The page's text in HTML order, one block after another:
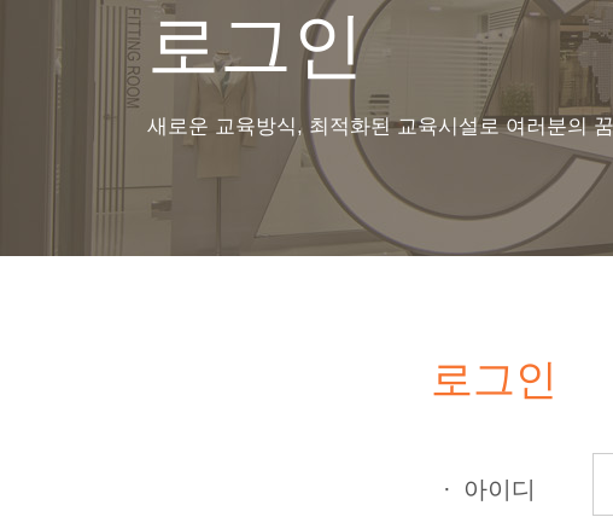
로그인
새로운 교육방식, 최적화된 교육시설로 여러분의
로그인
· 아이디